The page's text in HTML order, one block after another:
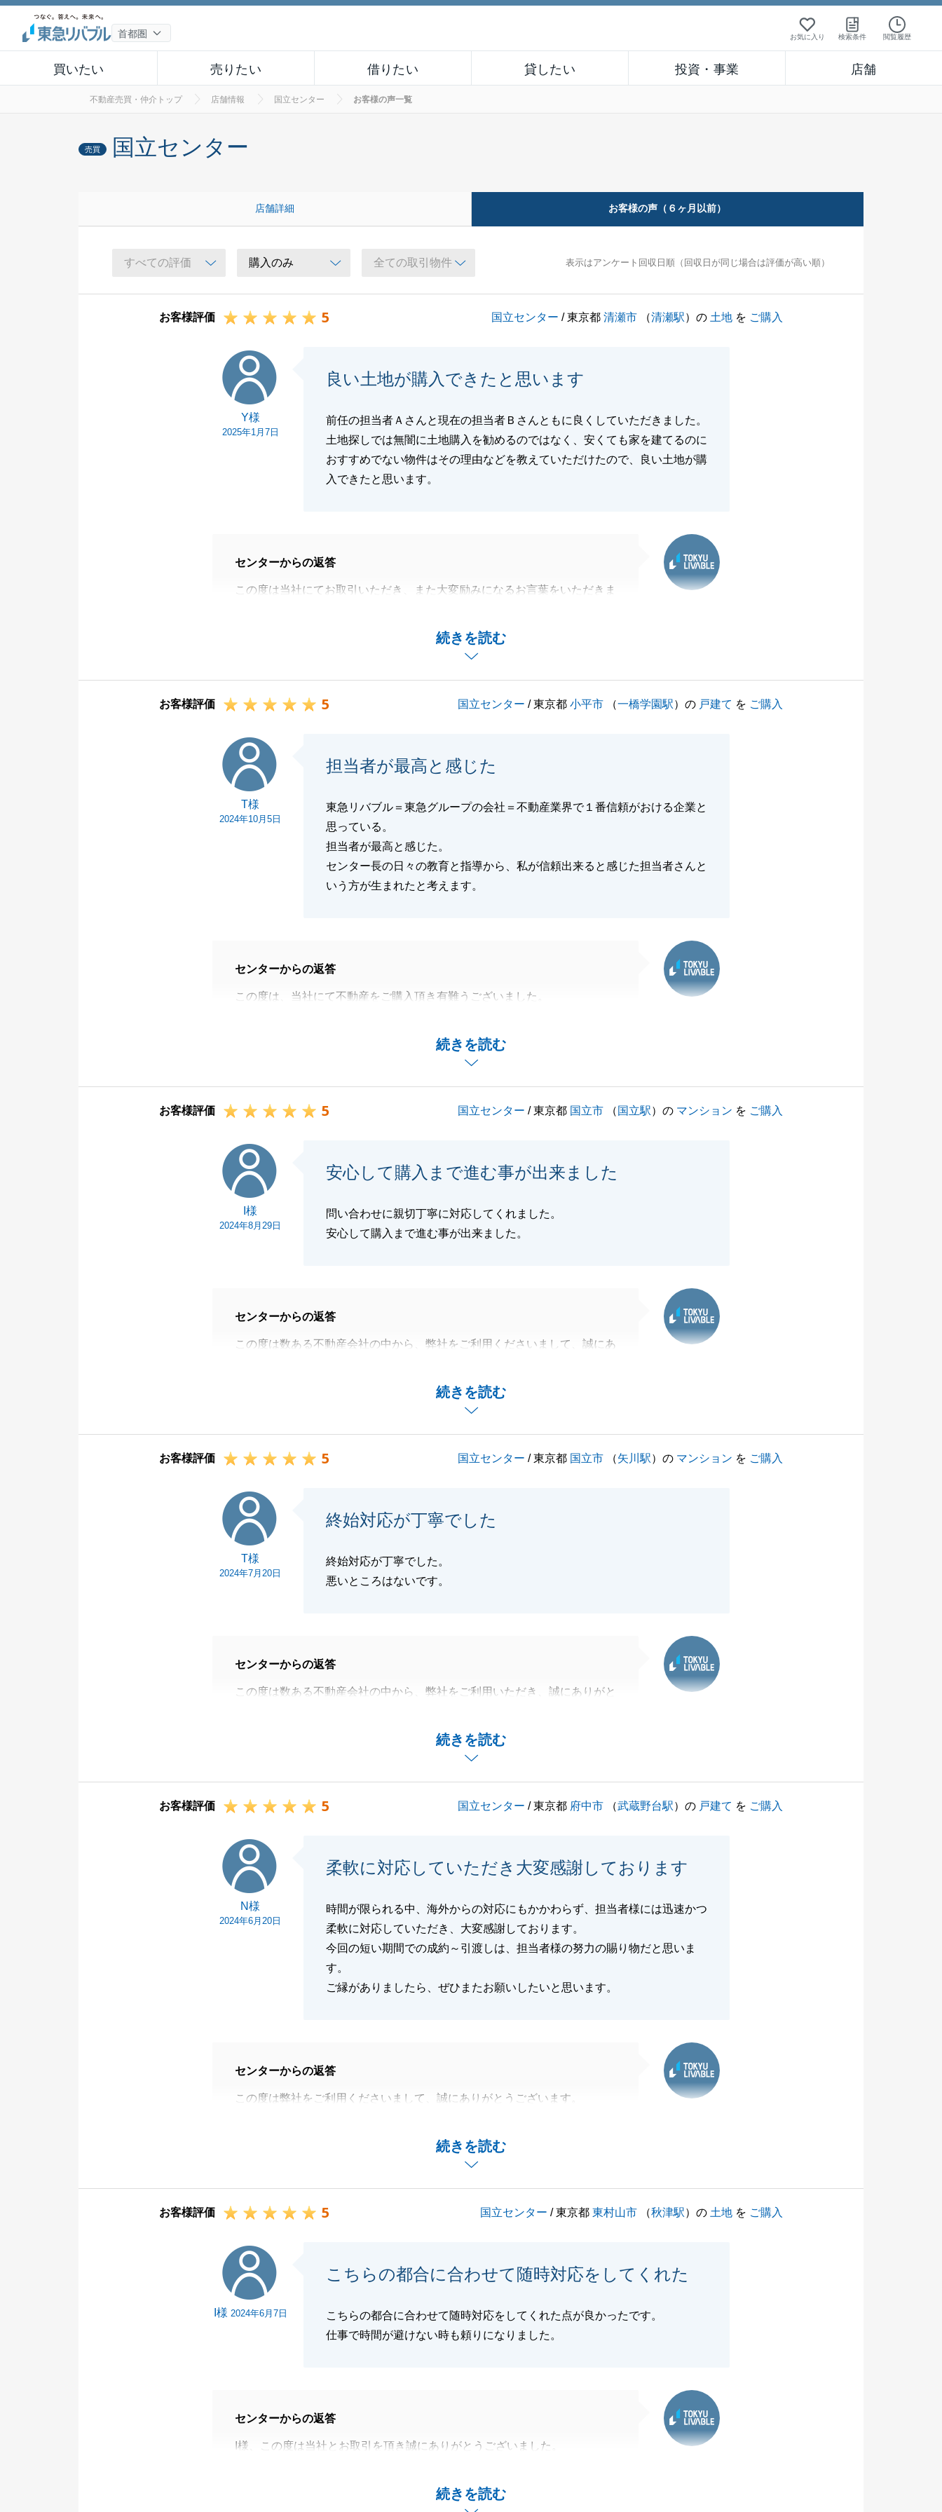
お気に入り 検索条件 閲覧履歴
買いたい 売りたい 借りたい 貸したい 投資・事業 店舗
不動産売買・仲介トップ 店舗情報 国立センター お客様の声一覧
売買 国立センター
店舗詳細 お客様の声（６ヶ月以前）
表示はアンケート回収日順（回収日が同じ場合は評価が高い順）
お客様評価 5 国立センター / 東京都清瀬市 （清瀬駅）の 土地 を ご購入
Y様
2025年1月7日
良い土地が購入できたと思います
前任の担当者Ａさんと現在の担当者Ｂさんともに良くしていただきました。
土地探しでは無闇に土地購入を勧めるのではなく、安くても家を建てるのに
おすすめでない物件はその理由などを教えていただけたので、良い土地が購
入できたと思います。
続きを読む
センターからの返答
この度は当社にてお取引いただき、また大変励みになるお言葉をいただきま
お客様の大切なお住まいのご購入を、微力ながらお手伝いでき大変光栄でご
お困りのことがございましたら、お気軽にご連絡いただければと存じます。
閉じる
お客様評価 5 国立センター / 東京都小平市 （一橋学園駅）の 戸建て を ご購入
T様
2024年10月5日
担当者が最高と感じた
東急リバブル＝東急グループの会社＝不動産業界で１番信頼がおける企業と
思っている。
担当者が最高と感じた。
センター長の日々の教育と指導から、私が信頼出来ると感じた担当者さんと
いう方が生まれたと考えます。
続きを読む
センターからの返答
この度は、当社にて不動産をご購入頂き有難うございました。
すが、T様からの「何事も楽しみましょう」とのお言葉に私も助けられまし
閉じる
お客様評価 5 国立センター / 東京都 国立市 （ 国立駅）の マンション を ご購入
I様
2024年8月29日
安心して購入まで進む事が出来ました
問い合わせに親切丁寧に対応してくれました。
安心して購入まで進む事が出来ました。
続きを読む
センターからの返答
この度は数ある不動産会社の中から、弊社をご利用くださいまして、誠にあ
スムーズに進めることができ嬉しく思っております。
今後とも不動産のことでご質問などございましたら、お気軽にご連絡いただ
お客様評価 5 国立センター / 東京都 国立市 （矢川駅）の マンション を ご購入
T様
2024年7月20日
終始対応が丁寧でした
終始対応が丁寧でした。
悪いところはないです。
続きを読む
センターからの返答
この度は数ある不動産会社の中から、弊社をご利用いただき、誠にありがと
お住替えということもあり、タイトなスケジュールの中での新居探しでした
が、ご希望以上の不動産をご紹介することができ、とても嬉しく思っており
閉じる
お客様評価 5 国立センター / 東京都 府中市 （武蔵野台駅）の 戸建て を ご購入
N様
2024年6月20日
柔軟に対応していただき大変感謝しております
時間が限られる中、海外からの対応にもかかわらず、担当者様には迅速かつ
柔軟に対応していただき、大変感謝しております。
今回の短い期間での成約～引渡しは、担当者様の努力の賜り物だと思いま
す。
ご縁がありましたら、ぜひまたお願いしたいと思います。
続きを読む
センターからの返答
この度は弊社をご利用くださいまして、誠にありがとうございます。
非常にタイトなスケジュールでしたが奥様含め、皆様のご協力があったた
閉じる
お客様評価 5 国立センター / 東京都東村山市 （秋津駅）の 土地 を ご購入
I様 2024年6月7日
こちらの都合に合わせて随時対応をしてくれた
こちらの都合に合わせて随時対応をしてくれた点が良かったです。
仕事で時間が避けない時も頼りになりました。
続きを読む
センターからの返答
I様、この度は当社とお取引を頂き誠にありがとうございました。
力を頂いたおかげで無事にお引渡しを迎えることができました。